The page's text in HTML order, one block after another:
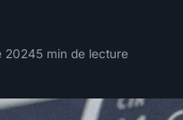
20245 min de lecture